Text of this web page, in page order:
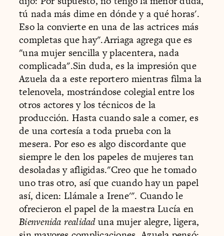
tú nada más dime en dónde y a qué horas'.
Eso la convierte en una de las actrices más
completas que hay".Arriaga agrega que es
"una mujer sencilla y placentera, nada
complicada".Sin duda, es la impresión que
Azuela da a este reportero mientras filma la
telenovela, mostrándose colegial entre los
otros actores y los técnicos de la
producción. Hasta cuando sale a comer, es
de una cortesía a toda prueba con la
mesera. Por eso es algo discordante que
siempre le den los papeles de mujeres tan
desoladas y afligidas."Creo que he tomado
uno tras otro, así que cuando hay un papel
así, dicen: Llámale a Irene'". Cuando le
ofrecieron el papel de la maestra Lucía en
Bienvenida realidaduna mujer alegre, ligera,